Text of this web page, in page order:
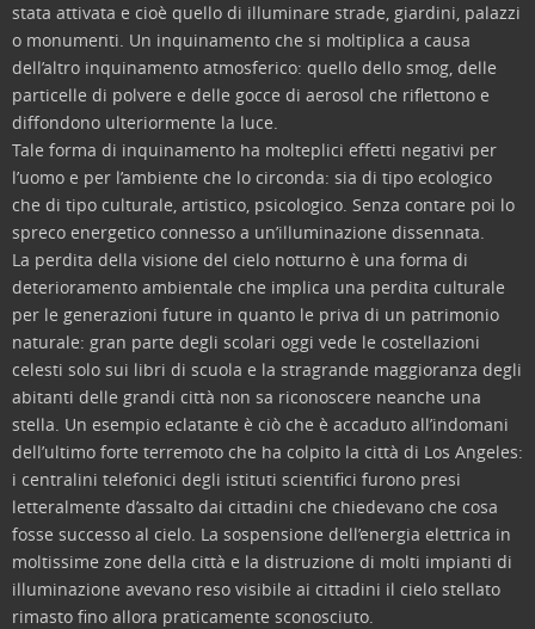
stata attivata e cioè quello di illuminare strade, giardini, palazzi
o monumenti. Un inquinamento che si moltiplica a causa
dell’altro inquinamento atmosferico: quello dello smog, delle
particelle di polvere e delle gocce di aerosol che riflettono e
diffondono ulteriormente la luce.
Tale forma di inquinamento ha molteplici effetti negativi per
l’uomo e per l’ambiente che lo circonda: sia di tipo ecologico
che di tipo culturale, artistico, psicologico. Senza contare poi lo
spreco energetico connesso a un’illuminazione dissennata.
La perdita della visione del cielo notturno è una forma di
deterioramento ambientale che implica una perdita culturale
per le generazioni future in quanto le priva di un patrimonio
naturale: gran parte degli scolari oggi vede le costellazioni
celesti solo sui libri di scuola e la stragrande maggioranza degli
abitanti delle grandi città non sa riconoscere neanche una
stella. Un esempio eclatante è ciò che è accaduto all’indomani
dell’ultimo forte terremoto che ha colpito la città di Los Angeles:
i centralini telefonici degli istituti scientifici furono presi
letteralmente d’assalto dai cittadini che chiedevano che cosa
fosse successo al cielo. La sospensione dell’energia elettrica in
moltissime zone della città e la distruzione di molti impianti di
illuminazione avevano reso visibile ai cittadini il cielo stellato
rimasto fino allora praticamente sconosciuto.